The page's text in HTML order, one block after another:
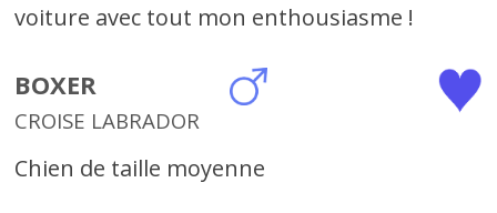
voiture avec tout mon enthousiasme !
BOXER
CROISE LABRADOR
Chien de taille moyenne